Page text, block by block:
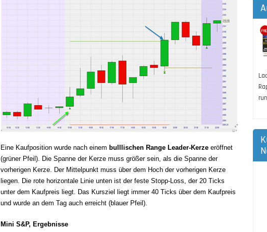
Eine Kaufposition wurde nach einem bulllischen Range Leader-Kerze eröffnet
(grüner Pfeil). Die Spanne der Kerze muss größer sein, als die Spanne der
vorherigen Kerze. Der Mittelpunkt muss über dem Hoch der vorherigen Kerze
liegen. Die rote horizontale Linie unten ist der feste Stopp-Loss, der 20 Ticks
unter dem Kaufpreis liegt. Das Kursziel liegt immer 40 Ticks über dem Kaufpreis
und wurde an dem Tag auch erreicht (blauer Pfeil).
Mini S&P, Ergebnisse